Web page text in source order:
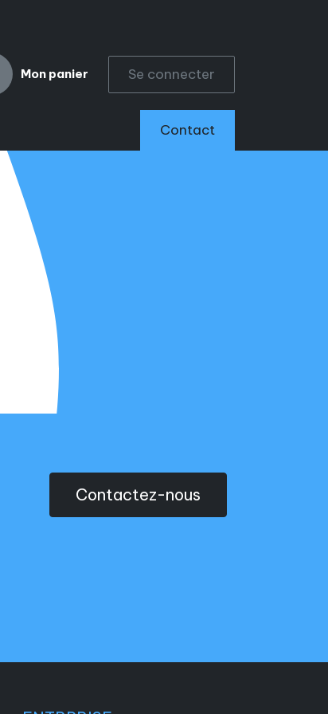
Mon panier Se connecter
Contact
Contactez-nous